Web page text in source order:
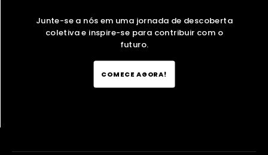
Junte-se a nós em uma jornada de descoberta
coletiva e inspire-se para contribuir com o
futuro.
COMECE AGORA!